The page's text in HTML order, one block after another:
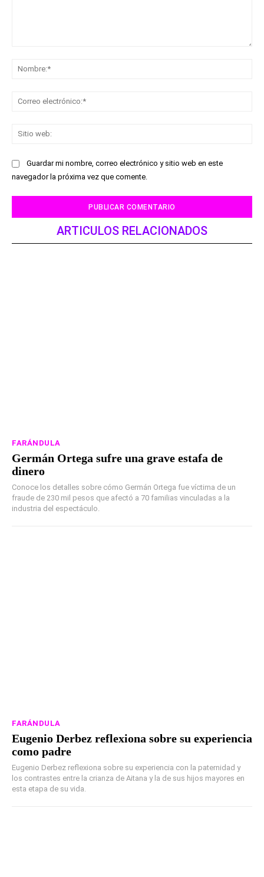
Guardar mi nombre, correo electrónico y sitio web en este
navegador la próxima vez que comente.
ARTICULOS RELACIONADOS
FARÁNDULA
Germán Ortega sufre una grave estafa de
dinero
Conoce los detalles sobre cómo Germán Ortega fue víctima de un
fraude de 230 mil pesos que afectó a 70 familias vinculadas a la
industria del espectáculo.
FARÁNDULA
Eugenio Derbez reflexiona sobre su experiencia
como padre
Eugenio Derbez reflexiona sobre su experiencia con la paternidad y
los contrastes entre la crianza de Aitana y la de sus hijos mayores en
esta etapa de su vida.